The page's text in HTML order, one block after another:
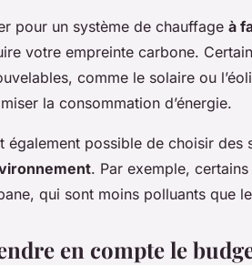
pour un système de chauffage à
votre empreinte carbone.
comme le solaire ou
la consommation d’énergie.
également possible de choisir des
. Par exemple,
qui sont moins polluants que
en compte le